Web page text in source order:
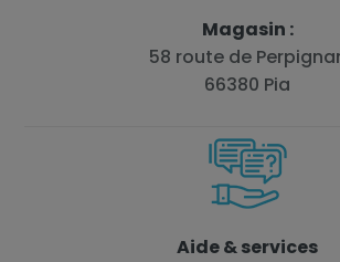
Magasin :
58 route de
66380 Pia
Aide & services